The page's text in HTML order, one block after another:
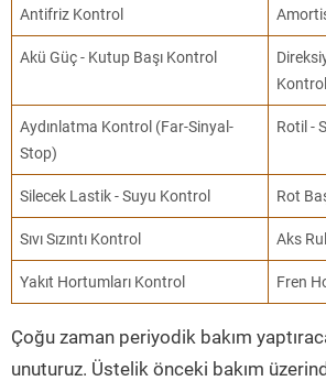
Antifriz Kontrol
Akü Güç - Kutup Başı Kontrol
Kontrol
Aydınlatma Kontrol (Far-Sinyal-
Stop)
Rotil -
Silecek Lastik - Suyu Kontrol Rot
Sıvı Sızıntı Kontrol Aks
Yakıt Hortumları Kontrol Fren
Çoğu zaman periyodik bakım
unuturuz. Üstelik önceki bakım